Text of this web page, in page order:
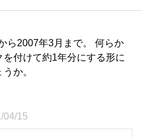
ら2007年3月まで。 何らか
付けて約1年分にする形に
か。
04/15